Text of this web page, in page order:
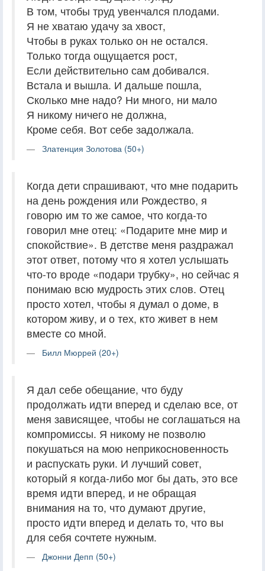
В том, чтобы труд увенчался плодами.
Я не хватаю удачу за хвост,
Чтобы в руках только он не остался.
Только тогда ощущается рост,
Если действительно сам добивался.
Встала и вышла. И дальше пошла,
Сколько мне надо? Ни много, ни мало
Я никому ничего не должна,
Кроме себя. Вот себе задолжала.
Златенция Золотова (50+)
Когда дети спрашивают, что мне подарить
на день рождения или Рождество, я
говорю им то же самое, что когда-то
говорил мне отец: «Подарите мне мир и
спокойствие». В детстве меня раздражал
этот ответ, потому что я хотел услышать
что-то вроде «подари трубку», но сейчас я
понимаю всю мудрость этих слов. Отец
просто хотел, чтобы я думал о доме, в
котором живу, и о тех, кто живет в нем
вместе со мной.
Билл Мюррей (20+)
Я дал себе обещание, что буду
продолжать идти вперед и сделаю все, от
меня зависящее, чтобы не соглашаться на
компромиссы. Я никому не позволю
покушаться на мою неприкосновенность
и распускать руки. И лучший совет,
который я когда-либо мог бы дать, это все
время идти вперед, и не обращая
внимания на то, что думают другие,
просто идти вперед и делать то, что вы
для себя сочтете нужным.
Джонни Депп (50+)